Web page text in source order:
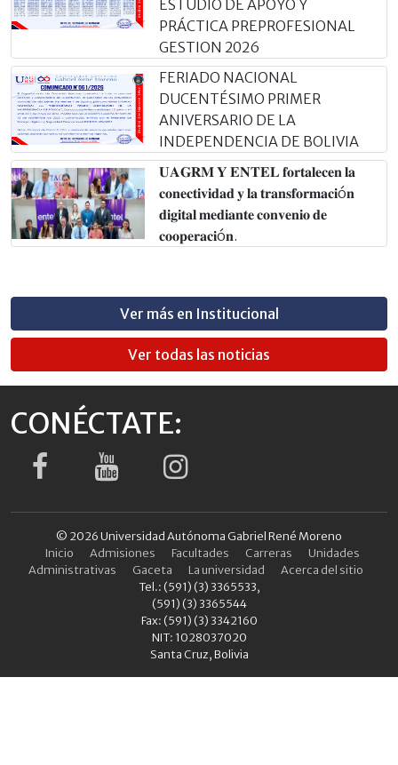
ESTUDIO DE APOYO Y
PRÁCTICA PREPROFESIONAL
GESTION 2026
FERIADO NACIONAL
DUCENTÉSIMO PRIMER
ANIVERSARIO DE LA
INDEPENDENCIA DE BOLIVIA
𝐔𝐀𝐆𝐑𝐌 𝐘 𝐄𝐍𝐓𝐄𝐋 𝐟𝐨𝐫𝐭𝐚𝐥𝐞𝐜𝐞𝐧 𝐥𝐚
𝐜𝐨𝐧𝐞𝐜𝐭𝐢𝐯𝐢𝐝𝐚𝐝 𝐲 𝐥𝐚 𝐭𝐫𝐚𝐧𝐬𝐟𝐨𝐫𝐦𝐚𝐜𝐢ó𝐧
𝐝𝐢𝐠𝐢𝐭𝐚𝐥 𝐦𝐞𝐝𝐢𝐚𝐧𝐭𝐞 𝐜𝐨𝐧𝐯𝐞𝐧𝐢𝐨 𝐝𝐞
𝐜𝐨𝐨𝐩𝐞𝐫𝐚𝐜𝐢ó𝐧.
Ver más en Institucional
Ver todas las noticias
CONÉCTATE:
© 2026 Universidad Autónoma Gabriel René Moreno
Inicio
Admisiones Facultades Carreras
Unidades
Administrativas
Gaceta La universidad
Acerca del sitio
Tel.: (591) (3) 3365533,
(591) (3) 3365544
Fax: (591) (3) 3342160
NIT: 1028037020
Santa Cruz, Bolivia